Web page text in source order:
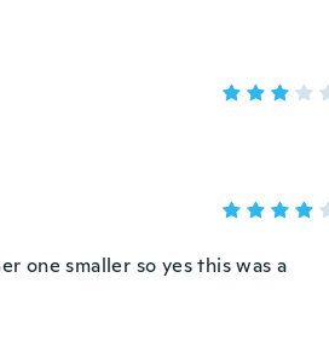
one smaller so yes this was a